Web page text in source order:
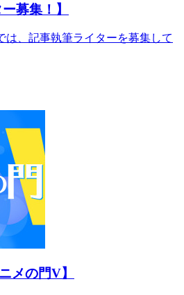
募集！】
は、記事執筆ライターを募集して
メの門V】